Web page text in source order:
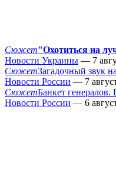
Сюжет"Охотиться на
Новости Украины — 7
СюжетЗагадочный звук
Новости России — 7
СюжетБанкет
Новости России — 6